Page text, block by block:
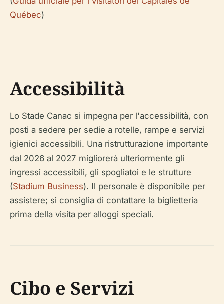
Québec)
Accessibilità
Lo Stade Canac si impegna per l'accessibilità, con
posti a sedere per sedie a rotelle, rampe e servizi
igienici accessibili. Una ristrutturazione importante
dal 2026 al 2027 migliorerà ulteriormente gli
ingressi accessibili, gli spogliatoi e le strutture
(Stadium Business). Il personale è disponibile per
assistere; si consiglia di contattare la biglietteria
prima della visita per alloggi speciali.
Cibo e Servizi